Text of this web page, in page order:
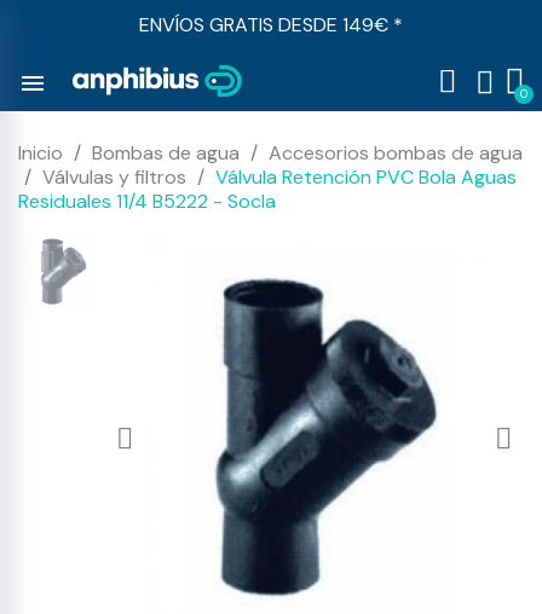
ENVÍOS GRATIS DESDE 149€ *
menu
Inicio Bombas de agua
Accesorios bombas de agua
Válvulas y filtros
Válvula Retención PVC Bola Aguas
Residuales 11/4 B5222 - Socla